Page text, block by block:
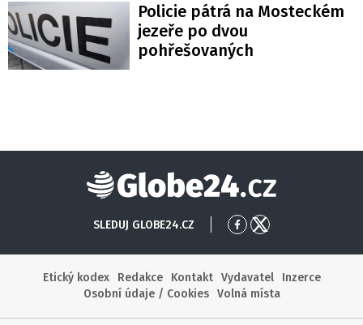
Policie pátrá na Mosteckém
jezeře po dvou
pohřešovaných
Globe24
SLEDUJ GLOBE24.CZ
PřejítPřejít
Etický kodex
Redakce Kontakt Vydavatel
Inzerce
Osobní údaje / Cookies
Volná místa